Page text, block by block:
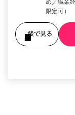
め／職業
限定可）
後で見る